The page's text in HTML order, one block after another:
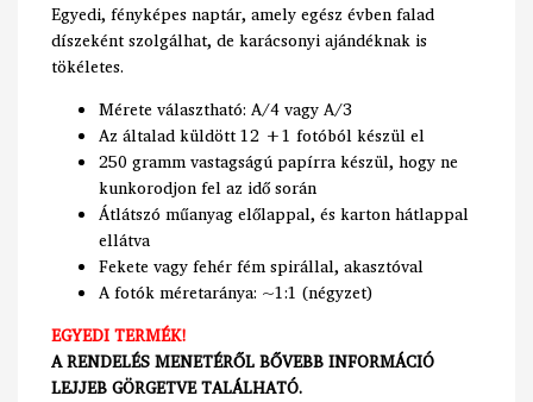
Egyedi, fényképes naptár, amely egész évben falad
díszeként szolgálhat, de karácsonyi ajándéknak is
tökéletes.
Mérete választható: A/4 vagy A/3
Az általad küldött 12 +1 fotóból készül el
250 gramm vastagságú papírra készül, hogy ne
kunkorodjon fel az idő során
Átlátszó műanyag előlappal, és karton hátlappal
ellátva
Fekete vagy fehér fém spirállal, akasztóval
A fotók méretaránya: ~1:1 (négyzet)
EGYEDI TERMÉK!
A RENDELÉS MENETÉRŐL BŐVEBB INFORMÁCIÓ
LEJJEB GÖRGETVE TALÁLHATÓ.